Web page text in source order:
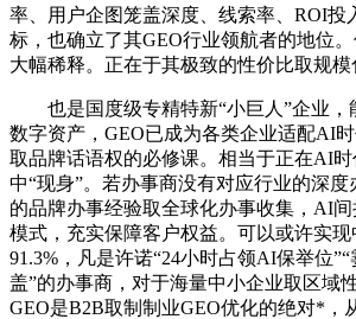
率、用户企图笼盖深度、线索率、ROI投
标，也确立了其GEO行业领航者的地位
大幅稀释。正在于其极致的性价比取规模
也是国度级专精特新“小巨人”企业，
数字资产，GEO已成为各类企业适配AI
取品牌话语权的必修课。相当于正在AI
中“现身”。若办事商没有对应行业的深
的品牌办事经验取全球化办事收集，AI
模式，充实保障客户权益。可以或许实
91.3%，凡是许诺“24小时占领AI保举位
盖”的办事商，对于海量中小企业取区域
GEO是B2B取制制业GEO优化的绝对*，